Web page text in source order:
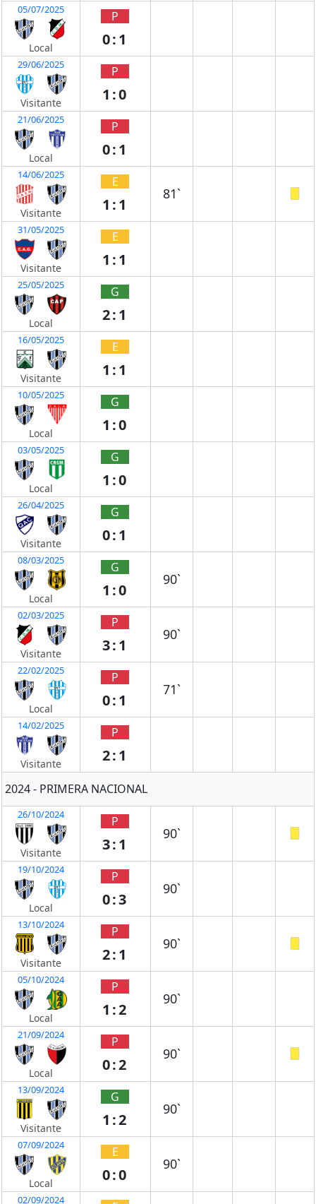
05/07/2025
Local
P
0:1
29/06/2025
Visitante
P
1:0
21/06/2025
Local
P
0:1
14/06/2025
Visitante
E
1:1
81`
31/05/2025
Visitante
E
1:1
25/05/2025
Local
G
2:1
16/05/2025
Visitante
E
1:1
10/05/2025
Local
G
1:0
03/05/2025
Local
G
1:0
26/04/2025
Visitante
G
0:1
08/03/2025
Local
G
1:0
90`
02/03/2025
Visitante
P
3:1
90`
22/02/2025
Local
P
0:1
71`
14/02/2025
Visitante
P
2:1
2024 - PRIMERA NACIONAL
26/10/2024
Visitante
P
3:1
90`
19/10/2024
Local
P
0:3
90`
13/10/2024
Visitante
P
2:1
90`
05/10/2024
Local
P
1:2
90`
21/09/2024
Local
P
0:2
90`
13/09/2024
Visitante
G
1:2
90`
07/09/2024
Local
E
0:0
90`
02/09/2024